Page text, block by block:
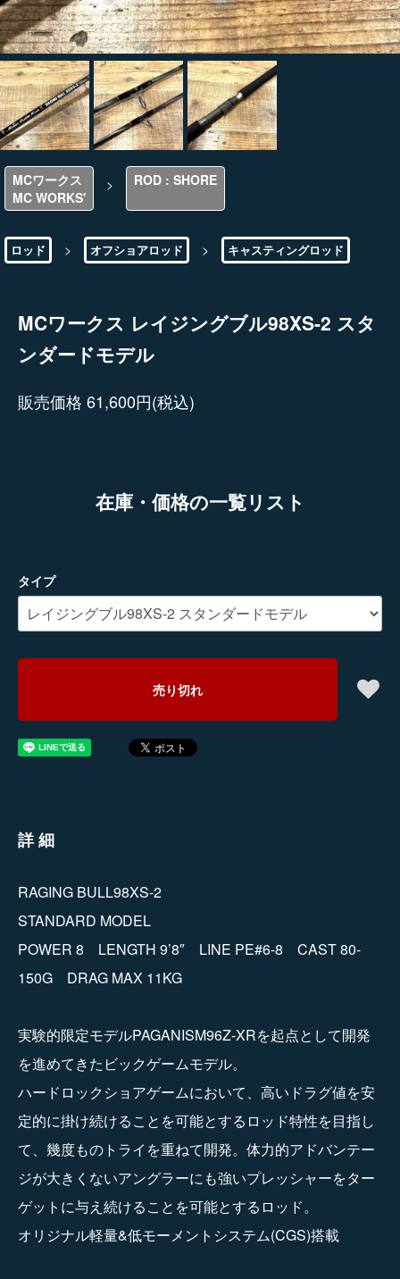
MCワークス
MC WORKS'
> ROD : SHORE
ロッド > オフショアロッド > キャスティングロッド
MCワークス レイジングブル98XS-2 スタ
ンダードモデル
販売価格 61,600円(税込)
在庫・価格の一覧リスト
タイプ
売り切れ
詳細
RAGING BULL98XS-2
STANDARD MODEL
POWER 8 LENGTH 9’8″ LINE PE#6-8 CAST 80-
150G DRAG MAX 11KG
実験的限定モデルPAGANISM96Z-XRを起点として開発
を進めてきたビックゲームモデル。
ハードロックショアゲームにおいて、高いドラグ値を安
定的に掛け続けることを可能とするロッド特性を目指し
て、幾度ものトライを重ねて開発。体力的アドバンテー
ジが大きくないアングラーにも強いプレッシャーをター
ゲットに与え続けることを可能とするロッド。
オリジナル軽量&低モーメントシステム(CGS)搭載